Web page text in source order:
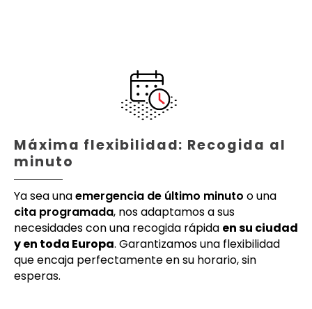
Máxima flexibilidad: Recogida al
minuto
Ya sea unaemergencia de último minuto o una
cita programada, nos adaptamos a sus
necesidades con una recogida rápida en su ciudad
y en toda Europa. Garantizamos una flexibilidad
que encaja perfectamente en su horario, sin
esperas.